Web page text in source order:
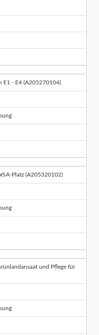
E1 - E4 (A205270104)
Platz (A205320102)
und Pflege für